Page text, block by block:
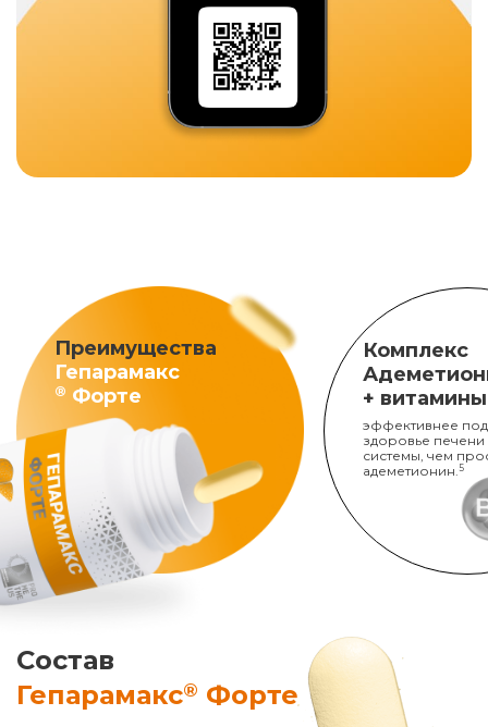
Преимущества
Гепарамакс
® Форте
Комплекс
+
эффективнее
здоровье печени
системы, чем
адеметионин. 5
Состав
Гепарамакс® Форте